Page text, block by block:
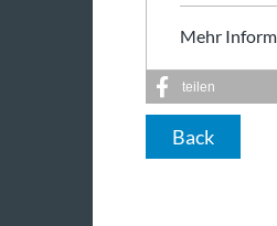
Mehr
teilen
Back